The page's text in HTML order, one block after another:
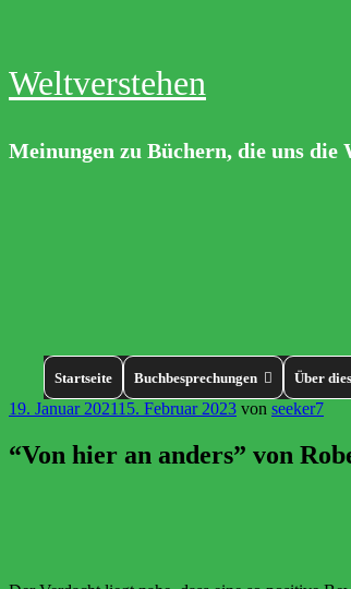
Weltverstehen
Meinungen zu Büchern, die uns die
Startseite Buchbesprechungen Über
19. Januar 202115. Februar 2023 von seeker7
“Von hier an anders” von